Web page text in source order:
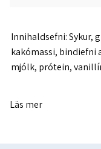
Innihaldsefni: Sykur,
kakómassi, bindiefni
mjólk, prótein,
Läs mer